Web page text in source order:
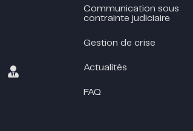
Communication sous
contrainte judiciaire
Gestion de crise
Actualités
FAQ